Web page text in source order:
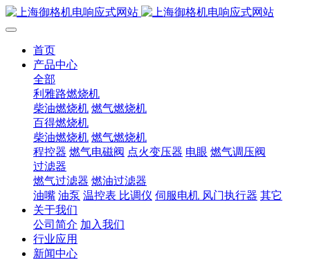
首页
产品中心
全部
利雅路燃烧机
柴油燃烧机 燃气燃烧机
百得燃烧机
柴油燃烧机 燃气燃烧机
程控器 燃气电磁阀 点火变压器 电眼 燃气调压阀
过滤器
燃气过滤器 燃油过滤器
油嘴 油泵 温控表 比调仪 伺服电机 风门执行器 其它
关于我们
公司简介 加入我们
行业应用
新闻中心